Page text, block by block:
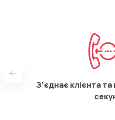
З’єднає клієнта